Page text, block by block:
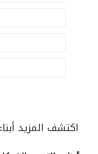
اكتشف المزيد